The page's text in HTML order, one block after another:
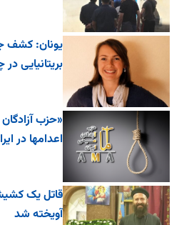
یونان:
بریتانیایی
«حزب
اعدامها در
قاتل یک
آویخته شد